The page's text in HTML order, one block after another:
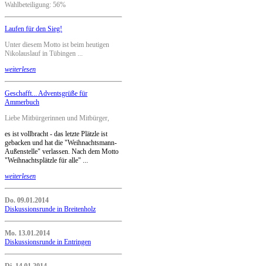
Wahlbeteiligung: 56%
Laufen für den Sieg!
Unter diesem Motto ist beim heutigen
Nikolauslauf in Tübingen ...
weiterlesen
Geschafft... Adventsgrüße für
Ammerbuch
Liebe Mitbürgerinnen und Mitbürger,
es ist vollbracht - das letzte Plätzle ist
gebacken und hat die "Weihnachtsmann-
Außenstelle" verlassen. Nach dem Motto
"Weihnachtsplätzle für alle" ...
weiterlesen
Do. 09.01.2014
Diskussionsrunde in Breitenholz
Mo. 13.01.2014
Diskussionsrunde in Entringen